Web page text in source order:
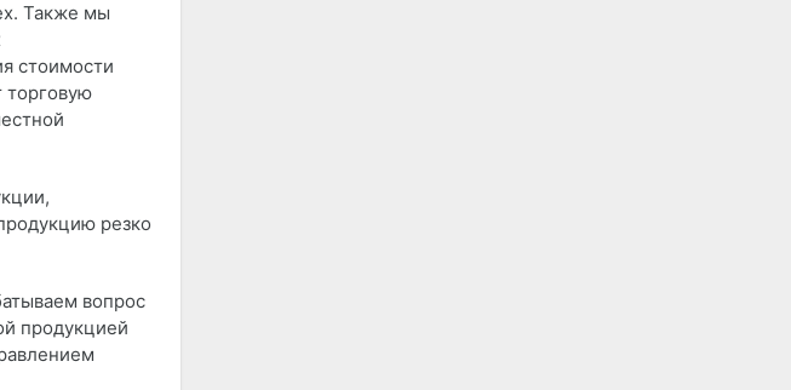
Также мы
стоимости
торговую
резко
вопрос
продукцией